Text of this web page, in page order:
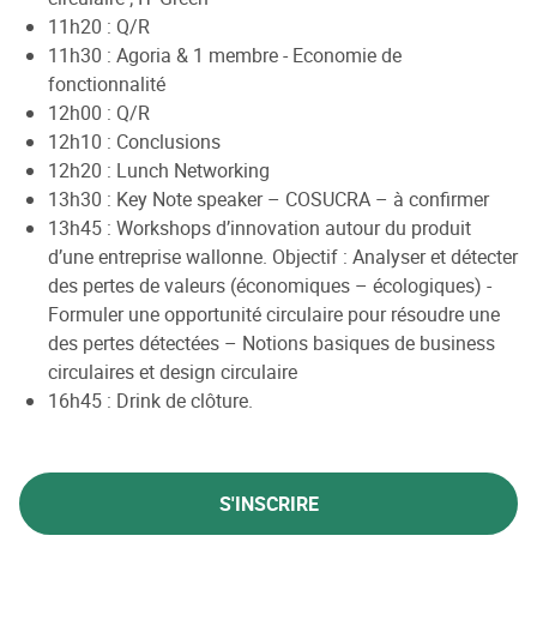
11h20 : Q/R
11h30 : Agoria & 1 membre - Economie de
fonctionnalité
12h00 : Q/R
12h10 : Conclusions
12h20 : Lunch Networking
13h30 : Key Note speaker – COSUCRA – à confirmer
13h45 : Workshops d’innovation autour du produit
d’une entreprise wallonne. Objectif : Analyser et détecter
des pertes de valeurs (économiques – écologiques) -
Formuler une opportunité circulaire pour résoudre une
des pertes détectées – Notions basiques de business
circulaires et design circulaire
16h45 : Drink de clôture.
S'INSCRIRE